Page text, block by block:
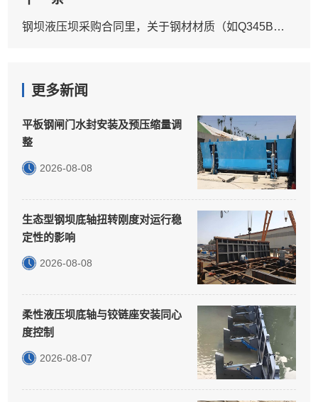
钢坝液压坝采购合同里，关于钢材材质（如Q345B）、液压元件**的具体条款怎么写？
更多新闻
平板钢闸门水封安装及预压缩量调
整
2026-08-08
生态型钢坝底轴扭转刚度对运行稳
定性的影响
2026-08-08
柔性液压坝底轴与铰链座安装同心
度控制
2026-08-07